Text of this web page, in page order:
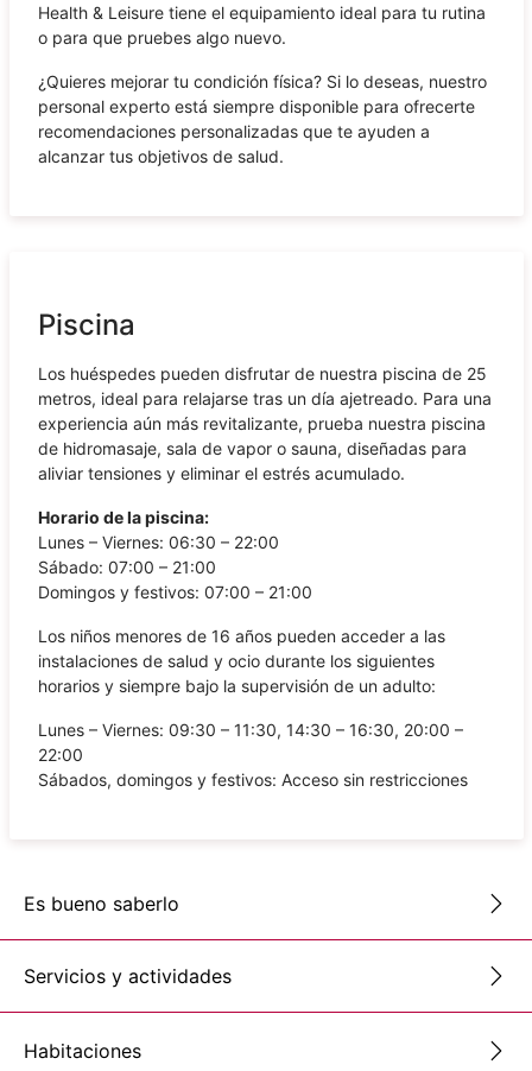
Health & Leisure tiene el equipamiento ideal para tu rutina
o para que pruebes algo nuevo.
¿Quieres mejorar tu condición física? Si lo deseas, nuestro
personal experto está siempre disponible para ofrecerte
recomendaciones personalizadas que te ayuden a
alcanzar tus objetivos de salud.
Piscina
Los huéspedes pueden disfrutar de nuestra piscina de 25
metros, ideal para relajarse tras un día ajetreado. Para una
experiencia aún más revitalizante, prueba nuestra piscina
de hidromasaje, sala de vapor o sauna, diseñadas para
aliviar tensiones y eliminar el estrés acumulado.
Horario de la piscina:
Lunes – Viernes: 06:30 – 22:00
Sábado: 07:00 – 21:00
Domingos y festivos: 07:00 – 21:00
Los niños menores de 16 años pueden acceder a las
instalaciones de salud y ocio durante los siguientes
horarios y siempre bajo la supervisión de un adulto:
Lunes – Viernes: 09:30 – 11:30, 14:30 – 16:30, 20:00 –
22:00
Sábados, domingos y festivos: Acceso sin restricciones
Es bueno saberlo
Servicios y actividades
Habitaciones